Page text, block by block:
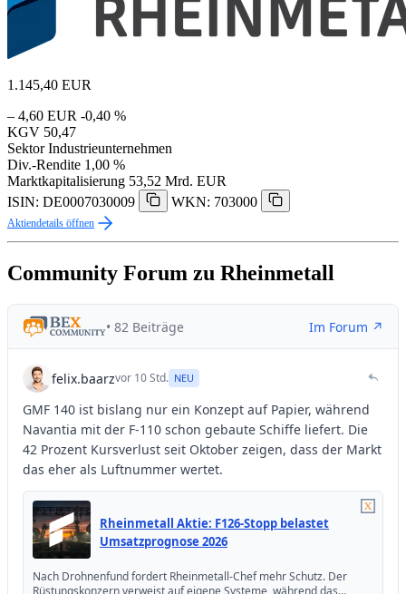
1.145,40 EUR
– 4,60 EUR -0,40 %
KGV 50,47
Sektor Industrieunternehmen
Div.-Rendite 1,00 %
Marktkapitalisierung 53,52 Mrd. EUR
ISIN: DE0007030009
WKN: 703000
Aktiendetails öffnen
Community Forum zu Rheinmetall